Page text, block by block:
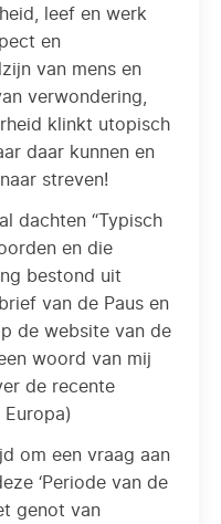
leef en werk
en
van mens en
verwondering,
klinkt utopisch
daar kunnen en
streven!
dachten “Typisch
en die
bestond uit
van de Paus en
de website van de
woord van mij
de recente
om een vraag aan
‘Periode van de
genot van